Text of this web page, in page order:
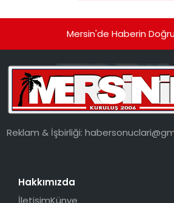
Mersin'de Haberin
Reklam & İşbirliği:
Hakkımızda
İletişimKünye